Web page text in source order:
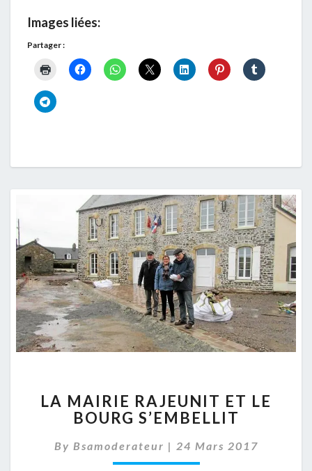
Images liées:
Partager :
MAIRIE
RAJEUNIT
LE
BOURG
LA MAIRIE RAJEUNIT ET LE
BOURG S’EMBELLIT
By Bsamoderateur | 24 Mars 2017